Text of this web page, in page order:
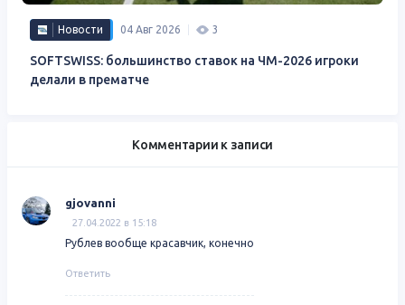
Новости 04 Авг 2026 3
SOFTSWISS: большинство ставок на ЧМ-2026 игроки
делали в прематче
Комментарии к записи
gjovanni
27.04.2022 в 15:18
Рублев вообще красавчик, конечно
Ответить